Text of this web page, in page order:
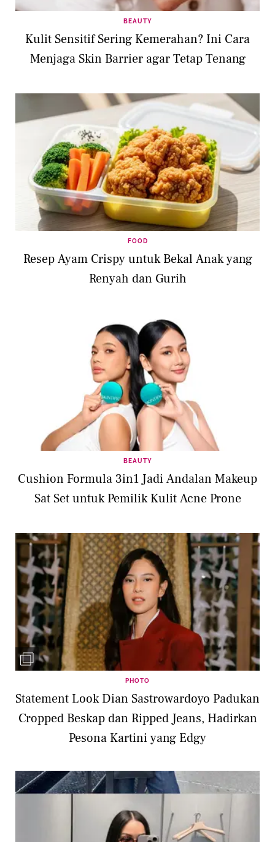
BEAUTY
Kulit Sensitif Sering Kemerahan? Ini Cara
Menjaga Skin Barrier agar Tetap Tenang
FOOD
Resep Ayam Crispy untuk Bekal Anak yang
Renyah dan Gurih
BEAUTY
Cushion Formula 3in1 Jadi Andalan Makeup
Sat Set untuk Pemilik Kulit Acne Prone
PHOTO
Statement Look Dian Sastrowardoyo Padukan
Cropped Beskap dan Ripped Jeans, Hadirkan
Pesona Kartini yang Edgy